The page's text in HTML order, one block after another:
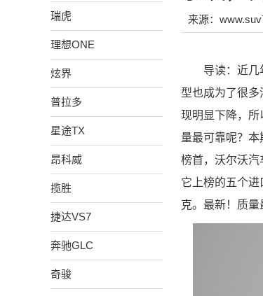
瑞虎
理想ONE
炫界
普拉多
星途TX
昂科威
揽胜
捷达VS7
奔驰GLC
奇骏
来源：
导读：近
型也成为了很
现明显下降，
量最可靠呢？
榜首，沃尔沃汽
它上榜的五个
克。最新！质量